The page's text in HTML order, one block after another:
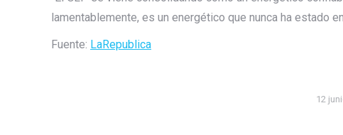
lamentablemente, es un energético que nunca ha estado
Fuente: LaRepublica
12